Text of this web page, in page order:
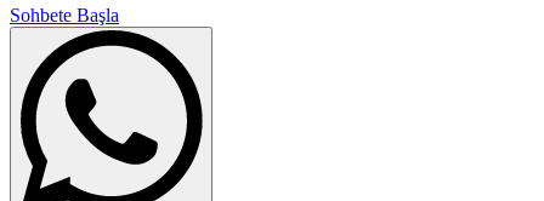
Sohbete Başla